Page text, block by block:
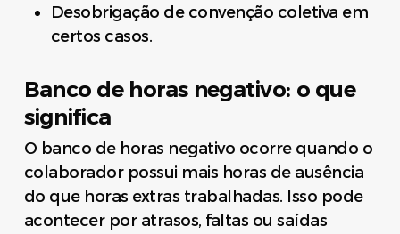
Desobrigação de convenção coletiva em
certos casos.
Banco de horas negativo: o que
significa
O banco de horas negativo ocorre quando o
colaborador possui mais horas de ausência
do que horas extras trabalhadas. Isso pode
acontecer por atrasos, faltas ou saídas